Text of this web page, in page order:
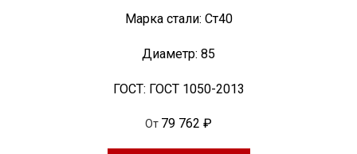
Марка стали: Ст40
Диаметр: 85
ГОСТ: ГОСТ 1050-2013
От 79 762 ₽